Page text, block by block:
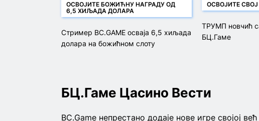
ОСВОЈИТЕ БОЖИЋНУ НАГРАДУ ОД
6,5 ХИЉАДА ДОЛАРА
Стример BC.GAME осваја 6,5 хиљада
долара на божићном слоту
ОСВОЈИТЕ
ТРУМП новчић
БЦ.Гаме
БЦ.Гаме Цасино Вести
BC.Game непрестано додаје нове игре својој